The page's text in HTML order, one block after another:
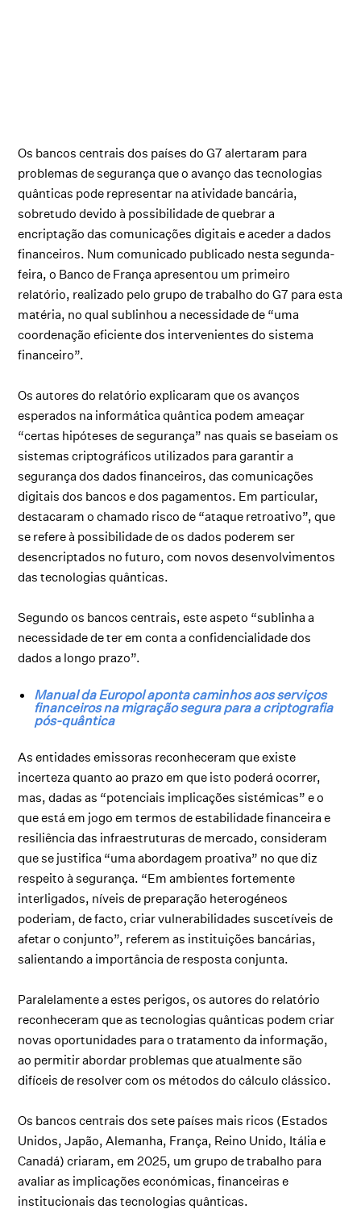
Os bancos centrais dos países do G7 alertaram para
problemas de segurança que o avanço das tecnologias
quânticas pode representar na atividade bancária,
sobretudo devido à possibilidade de quebrar a
encriptação das comunicações digitais e aceder a dados
financeiros. Num comunicado publicado nesta segunda-
feira, o Banco de França apresentou um primeiro
relatório, realizado pelo grupo de trabalho do G7 para esta
matéria, no qual sublinhou a necessidade de “uma
coordenação eficiente dos intervenientes do sistema
financeiro”.
Os autores do relatório explicaram que os avanços
esperados na informática quântica podem ameaçar
“certas hipóteses de segurança” nas quais se baseiam os
sistemas criptográficos utilizados para garantir a
segurança dos dados financeiros, das comunicações
digitais dos bancos e dos pagamentos. Em particular,
destacaram o chamado risco de “ataque retroativo”, que
se refere à possibilidade de os dados poderem ser
desencriptados no futuro, com novos desenvolvimentos
das tecnologias quânticas.
Segundo os bancos centrais, este aspeto “sublinha a
necessidade de ter em conta a confidencialidade dos
dados a longo prazo”.
Manual da Europol aponta caminhos aos serviços
financeiros na migração segura para a criptografia
pós-quântica
As entidades emissoras reconheceram que existe
incerteza quanto ao prazo em que isto poderá ocorrer,
mas, dadas as “potenciais implicações sistémicas” e o
que está em jogo em termos de estabilidade financeira e
resiliência das infraestruturas de mercado, consideram
que se justifica “uma abordagem proativa” no que diz
respeito à segurança. “Em ambientes fortemente
interligados, níveis de preparação heterogéneos
poderiam, de facto, criar vulnerabilidades suscetíveis de
afetar o conjunto”, referem as instituições bancárias,
salientando a importância de resposta conjunta.
Paralelamente a estes perigos, os autores do relatório
reconheceram que as tecnologias quânticas podem criar
novas oportunidades para o tratamento da informação,
ao permitir abordar problemas que atualmente são
difíceis de resolver com os métodos do cálculo clássico.
Os bancos centrais dos sete países mais ricos (Estados
Unidos, Japão, Alemanha, França, Reino Unido, Itália e
Canadá) criaram, em 2025, um grupo de trabalho para
avaliar as implicações económicas, financeiras e
institucionais das tecnologias quânticas.